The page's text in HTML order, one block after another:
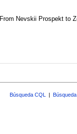
Nevskii Prospekt to
Búsqueda CQL |